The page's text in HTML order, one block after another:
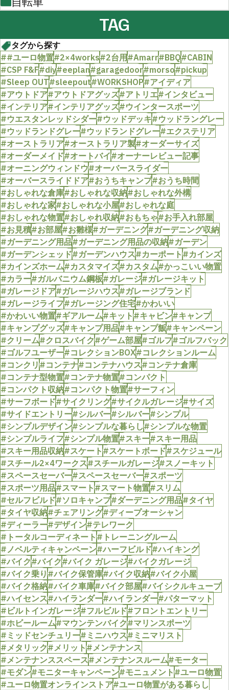
TAG
タグから探す
##ユーロ物置#2×4works#2台用#Amarr#BBQ#CABIN
#CSP F&F#diy#eeplan#garagedoor#morso#pickup
#Sleep OUT#sleepout#WORKSHOP#アイディア
#アウトドア#アウトドアグッズ#アトリエ#インタビュー
#インテリア#インテリアグッズ#ウインタースポーツ
#ウエスタンレッドシダー#ウッドデッキ#ウッドラングレー
#ウッドランドグレー#ウッドランドグレー#エクステリア
#オーストラリア#オーストラリア製#オーダーサイズ
#オーダーメイド#オートバイ#オーナーレビュー記事
#オーニングウィンドウ#オーバースライダー
#オーバースライドドア#おうちキャンプ#おうち時間
#おしゃれな倉庫#おしゃれな収納#おしゃれな外構
#おしゃれな家#おしゃれな小屋#おしゃれな庭
#おしゃれな物置#おしゃれ収納#おもちゃ#お手入れ部屋
#お見積#お部屋#お雛様#ガーデニング#ガーデニング収納
#ガーデニング用品#ガーデニング用品の収納#ガーデン
#ガーデンシェッド#ガーデンハウス#カーポート#カインズ
#カインズホーム#カスタマイズ#カスタム#かっこいい物置
#カラー#ガルバニウム鋼板#ガレージ#ガレージキット
#ガレージドア#ガレージハウス#ガレージブランド
#ガレージライフ#ガレージング住宅#かわいい
#かわいい物置#ギアルーム#キット#キャビン#キャンプ
#キャンプグッズ#キャンプ用品#キャンプ飯#キャンペーン
#クリーム#クロスバイク#ゲーム部屋#ゴルフ#ゴルフバック
#ゴルフユーザー#コレクションBOX#コレクションルーム
#コンクリ#コンテナ#コンテナハウス#コンテナ倉庫
#コンテナ型物置#コンテナ物置#コンパクト
#コンパクト収納#コンパクト物置#サーフィン
#サーフボード#サイクリング#サイクルガレージ#サイズ
#サイドエントリー#シルバー#シルバー#シンプル
#シンプルデザイン#シンプルな暮らし#シンプルな物置
#シンプルライフ#シンプル物置#スキー#スキー用品
#スキー用品収納#スケート#スケートボード#スケジュール
#スチール2×4ワークス#スチールガレージ#スノーキット
#スペースセーバー#スペースセーバー#スポーツ
#スポーツ用品#スマート#スマート物置#スリム
#セルフビルド#ソロキャンプ#ダーデニング用品#タイヤ
#タイヤ収納#チェアリング#ディープオーシャン
#ディーラー#デザイン#テレワーク
#トータルコーディネート#トレーニングルーム
#ノベルティキャンペーン#ハーフビルド#ハイキング
#バイク#バイク#バイク ガレージ#バイクガレージ
#バイク乗り#バイク保管庫#バイク収納#バイク小屋
#バイク格納#バイク車庫#バイク部屋#バイシクルキューブ
#ハイセンス#ハイランダー#ハイランダー#パターマット
#ビルトインガレージ#フルビルド#フロントエントリー
#ホビールーム#マウンテンバイク#マリンスポーツ
#ミッドセンチュリー#ミニハウス#ミニマリスト
#メタリック#メリット#メンテナンス
#メンテナンススペース#メンテナンスルーム#モーター
#モダン#モニターキャンペーン#モニュメント#ユーロ物置
#ユーロ物置オンラインストア#ユーロ物置がある暮らし